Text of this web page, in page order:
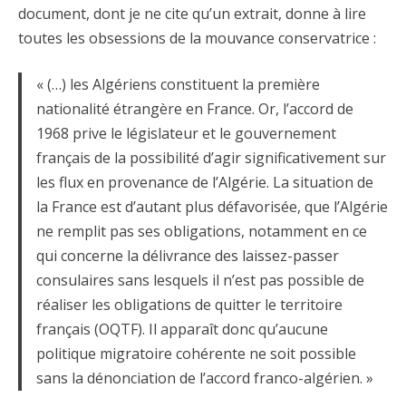
document, dont je ne cite qu’un extrait, donne à lire
toutes les obsessions de la mouvance conservatrice :
« (…) les Algériens constituent la première
nationalité étrangère en France. Or, l’accord de
1968 prive le législateur et le gouvernement
français de la possibilité d’agir significativement sur
les flux en provenance de l’Algérie. La situation de
la France est d’autant plus défavorisée, que l’Algérie
ne remplit pas ses obligations, notamment en ce
qui concerne la délivrance des laissez-passer
consulaires sans lesquels il n’est pas possible de
réaliser les obligations de quitter le territoire
français (OQTF). Il apparaît donc qu’aucune
politique migratoire cohérente ne soit possible
sans la dénonciation de l’accord franco-algérien. »